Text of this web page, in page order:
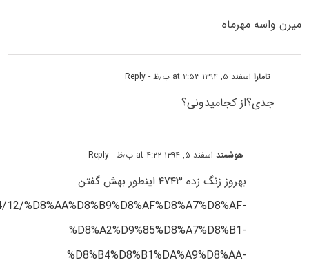
میرن واسه مهرماه
تامارااسفند ۵, ۱۳۹۴ at ۲:۵۳ ب٫ظ - Reply
جدی؟از کجامیدونی؟
هوشمنداسفند ۵, ۱۳۹۴ at ۴:۲۲ ب٫ظ - Reply
بهروز زنگ زده ۴۷۴۳ اینطور بهش گفتن
%D8%AA%D8%B9%D8%AF%D8%A7%D8%AF-
%D8%A2%D9%85%D8%A7%D8%B1-
%D8%B4%D8%B1%DA%A9%D8%AA-